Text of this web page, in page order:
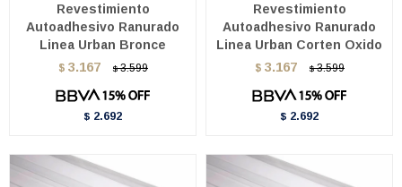
Revestimiento
Autoadhesivo Ranurado
Linea Urban Bronce
$ 3.167 $ 3.599
$ 2.692
Revestimiento
Autoadhesivo Ranurado
Linea Urban Corten Oxido
$ 3.167 $ 3.599
$ 2.692